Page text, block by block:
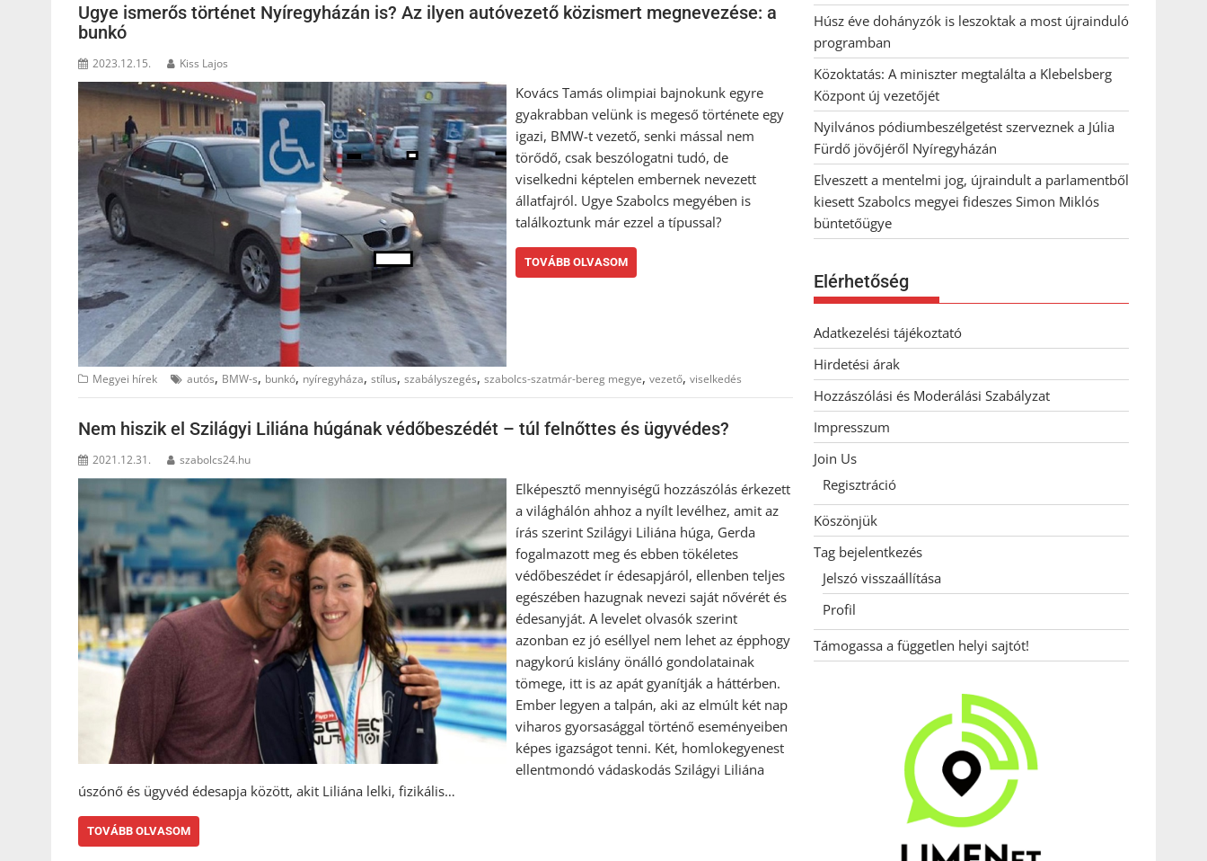
Ugye ismerős történet Nyíregyházán is? Az ilyen autóvezető közismert megnevezése: a
bunkó
2023.12.15. Kiss Lajos
Kovács Tamás olimpiai bajnokunk egyre
gyakrabban velünk is megeső története egy
igazi, BMW-t vezető, senki mással nem
törődő, csak beszólogatni tudó, de
viselkedni képtelen embernek nevezett
állatfajról. Ugye Szabolcs megyében is
találkoztunk már ezzel a típussal?
TOVÁBB OLVASOM
Megyei hírek autós, BMW-s, bunkó, nyíregyháza, stílus, szabályszegés, szabolcs-szatmár-bereg megye, vezető, viselkedés
Nem hiszik el Szilágyi Liliána húgának védőbeszédét – túl felnőttes és ügyvédes?
2021.12.31. szabolcs24.hu
Elképesztő mennyiségű hozzászólás érkezett
a világhálón ahhoz a nyílt levélhez, amit az
írás szerint Szilágyi Liliána húga, Gerda
fogalmazott meg és ebben tökéletes
védőbeszédet ír édesapjáról, ellenben teljes
egészében hazugnak nevezi saját nővérét és
édesanyját. A levelet olvasók szerint
azonban ez jó eséllyel nem lehet az épphogy
nagykorú kislány önálló gondolatainak
tömege, itt is az apát gyanítják a háttérben.
Ember legyen a talpán, aki az elmúlt két nap
viharos gyorsasággal történő eseményeiben
képes igazságot tenni. Két, homlokegyenest
ellentmondó vádaskodás Szilágyi Liliána
úszónő és ügyvéd édesapja között, akit Liliána lelki, fizikális…
TOVÁBB OLVASOM
Húsz éve dohányzók is leszoktak a most újrainduló
programban
Közoktatás: A miniszter megtalálta a Klebelsberg
Központ új vezetőjét
Nyilvános pódiumbeszélgetést szerveznek a Júlia
Fürdő jövőjéről Nyíregyházán
Elveszett a mentelmi jog, újraindult a parlamentből
kiesett Szabolcs megyei fideszes Simon Miklós
büntetőügye
Elérhetőség
Adatkezelési tájékoztató
Hirdetési árak
Hozzászólási és Moderálási Szabályzat
Impresszum
Join Us
Regisztráció
Köszönjük
Tag bejelentkezés
Jelszó visszaállítása
Profil
Támogassa a független helyi sajtót!